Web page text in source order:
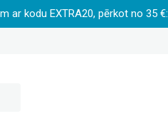
ar kodu EXTRA20, pērkot no 35 €: